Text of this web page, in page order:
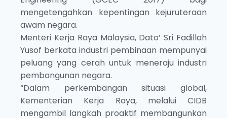
mengetengahkan kepentingan kejuruteraan
awam negara.
Menteri Kerja Raya Malaysia, Dato’ Sri Fadillah
Yusof berkata industri pembinaan mempunyai
peluang yang cerah untuk meneraju industri
pembangunan negara.
“Dalam perkembangan situasi global,
Kementerian Kerja Raya, melalui CIDB
mengambil langkah proaktif membangunkan